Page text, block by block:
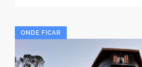
ONDE FICAR